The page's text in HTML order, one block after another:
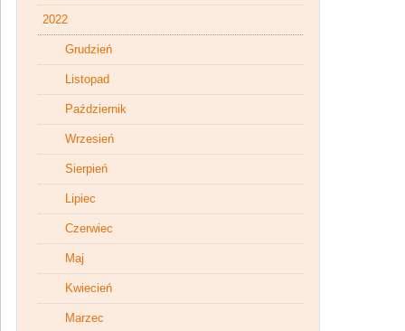
2022
Grudzień
Listopad
Październik
Wrzesień
Sierpień
Lipiec
Czerwiec
Maj
Kwiecień
Marzec